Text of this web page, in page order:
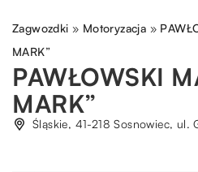
Zagwozdki » Motoryzacja »
MARK”
PAWŁOWSKI
MARK”
Śląskie, 41-218 Sosnowiec, ul.